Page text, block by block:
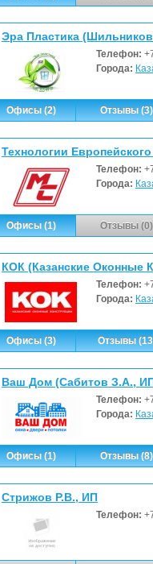
Эра Пластика
Телефон:
Города:
Офисы (2) Отзывы (3)
Технологии
Телефон:
Города:
Офисы (1) Отзывы (0)
КОК (Казанские Оконные
Телефон:
Города:
Офисы (3) Отзывы
Ваш Дом (Сабитов З.А.,
Телефон:
Города:
Офисы (1) Отзывы (8)
Стрижов Р.В., ИП
Телефон: